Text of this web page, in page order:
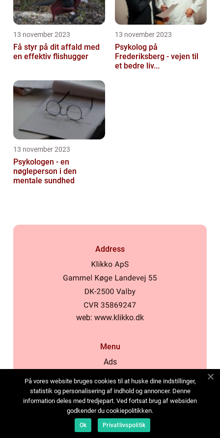
13 november 2023
Få styr på dit affald med
en effektiv flishugger
13 november 2023
Psykolog på
Frederiksberg - vejen til
et bedre liv...
13 november 2023
Psykologen - en
nøgleperson i den
mentale sundhed
Address
web: www.klikko.dk
Menu
Ads
Cookies
Contact
Sitemap
På vores website bruges cookies til at huske dine indstillinger,
statistik og personalisering af indhold og annoncer. Denne
information deles med tredjepart. Ved fortsat brug af websiden
godkender du cookiepolitikken.
Ok Privatlivspolitik